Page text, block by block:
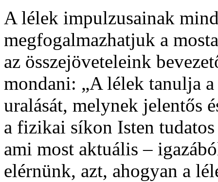
A lélek impulzusainak
megfogalmazhatjuk a
az összejöveteleink
mondani: „A lélek tanulja
uralását, melynek jelentős
a fizikai síkon Isten
ami most aktuális –
elérnünk, azt, ahogyan a